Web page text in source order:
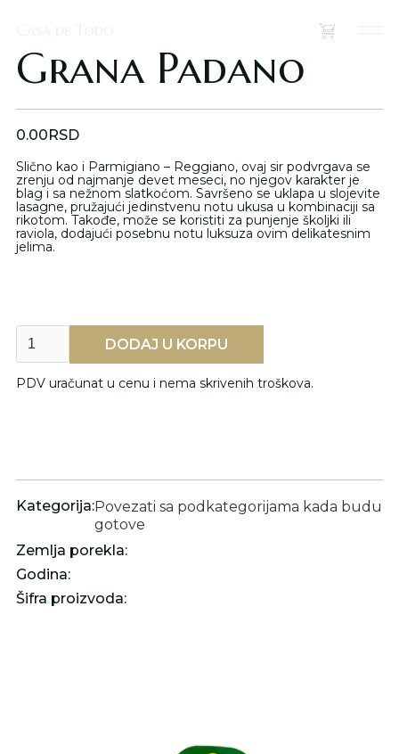
Grana Padano
0.00RSD
Slično kao i Parmigiano – Reggiano, ovaj sir podvrgava se
zrenju od najmanje devet meseci, no njegov karakter je
blag i sa nežnom slatkoćom. Savršeno se uklapa u slojevite
lasagne, pružajući jedinstvenu notu ukusa u kombinaciji sa
rikotom. Takođe, može se koristiti za punjenje školjki ili
raviola, dodajući posebnu notu luksuza ovim delikatesnim
jelima.
PDV uračunat u cenu i nema skrivenih troškova.
Kategorija:Povezati sa podkategorijama kada budu
gotove
Zemlja porekla:
Godina:
Šifra proizvoda: